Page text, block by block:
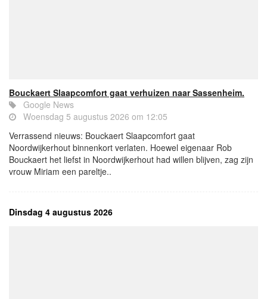
Bouckaert Slaapcomfort gaat verhuizen naar Sassenheim.
Google News
Woensdag 5 augustus 2026 om 12:05
Verrassend nieuws: Bouckaert Slaapcomfort gaat
Noordwijkerhout binnenkort verlaten. Hoewel eigenaar Rob
Bouckaert het liefst in Noordwijkerhout had willen blijven, zag zijn
vrouw Miriam een pareltje..
Dinsdag 4 augustus 2026